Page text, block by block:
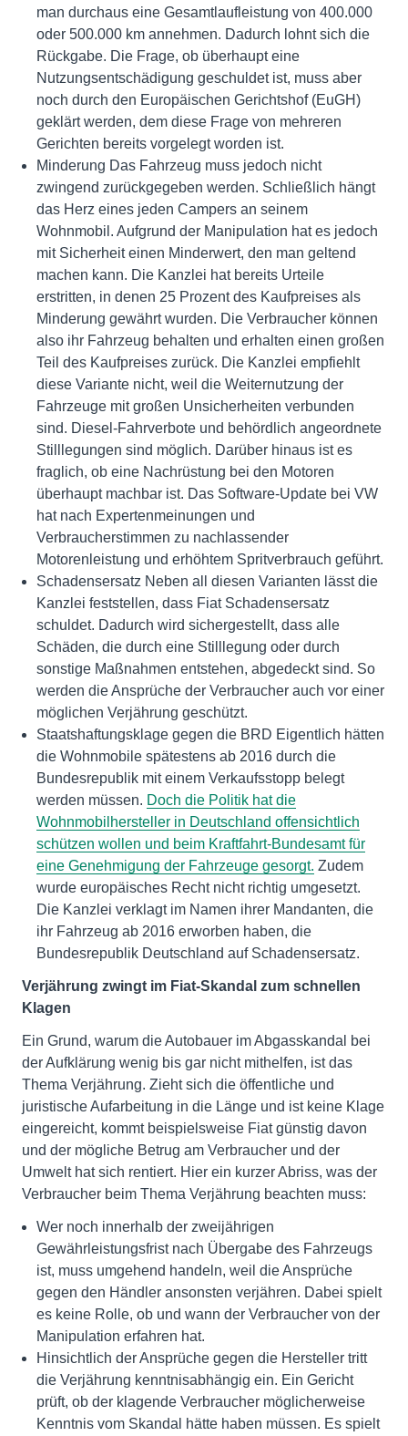
man durchaus eine Gesamtlaufleistung von 400.000
oder 500.000 km annehmen. Dadurch lohnt sich die
Rückgabe. Die Frage, ob überhaupt eine
Nutzungsentschädigung geschuldet ist, muss aber
noch durch den Europäischen Gerichtshof (EuGH)
geklärt werden, dem diese Frage von mehreren
Gerichten bereits vorgelegt worden ist.
Minderung Das Fahrzeug muss jedoch nicht
zwingend zurückgegeben werden. Schließlich hängt
das Herz eines jeden Campers an seinem
Wohnmobil. Aufgrund der Manipulation hat es jedoch
mit Sicherheit einen Minderwert, den man geltend
machen kann. Die Kanzlei hat bereits Urteile
erstritten, in denen 25 Prozent des Kaufpreises als
Minderung gewährt wurden. Die Verbraucher können
also ihr Fahrzeug behalten und erhalten einen großen
Teil des Kaufpreises zurück. Die Kanzlei empfiehlt
diese Variante nicht, weil die Weiternutzung der
Fahrzeuge mit großen Unsicherheiten verbunden
sind. Diesel-Fahrverbote und behördlich angeordnete
Stilllegungen sind möglich. Darüber hinaus ist es
fraglich, ob eine Nachrüstung bei den Motoren
überhaupt machbar ist. Das Software-Update bei VW
hat nach Expertenmeinungen und
Verbraucherstimmen zu nachlassender
Motorenleistung und erhöhtem Spritverbrauch geführt.
Schadensersatz Neben all diesen Varianten lässt die
Kanzlei feststellen, dass Fiat Schadensersatz
schuldet. Dadurch wird sichergestellt, dass alle
Schäden, die durch eine Stilllegung oder durch
sonstige Maßnahmen entstehen, abgedeckt sind. So
werden die Ansprüche der Verbraucher auch vor einer
möglichen Verjährung geschützt.
Staatshaftungsklage gegen die BRD Eigentlich hätten
die Wohnmobile spätestens ab 2016 durch die
Bundesrepublik mit einem Verkaufsstopp belegt
werden müssen. Doch die Politik hat die
Wohnmobilhersteller in Deutschland offensichtlich
schützen wollen und beim Kraftfahrt-Bundesamt für
eine Genehmigung der Fahrzeuge gesorgt. Zudem
wurde europäisches Recht nicht richtig umgesetzt.
Die Kanzlei verklagt im Namen ihrer Mandanten, die
ihr Fahrzeug ab 2016 erworben haben, die
Bundesrepublik Deutschland auf Schadensersatz.
Verjährung zwingt im Fiat-Skandal zum schnellen
Klagen
Ein Grund, warum die Autobauer im Abgasskandal bei
der Aufklärung wenig bis gar nicht mithelfen, ist das
Thema Verjährung. Zieht sich die öffentliche und
juristische Aufarbeitung in die Länge und ist keine Klage
eingereicht, kommt beispielsweise Fiat günstig davon
und der mögliche Betrug am Verbraucher und der
Umwelt hat sich rentiert. Hier ein kurzer Abriss, was der
Verbraucher beim Thema Verjährung beachten muss:
Wer noch innerhalb der zweijährigen
Gewährleistungsfrist nach Übergabe des Fahrzeugs
ist, muss umgehend handeln, weil die Ansprüche
gegen den Händler ansonsten verjähren. Dabei spielt
es keine Rolle, ob und wann der Verbraucher von der
Manipulation erfahren hat.
Hinsichtlich der Ansprüche gegen die Hersteller tritt
die Verjährung kenntnisabhängig ein. Ein Gericht
prüft, ob der klagende Verbraucher möglicherweise
Kenntnis vom Skandal hätte haben müssen. Es spielt